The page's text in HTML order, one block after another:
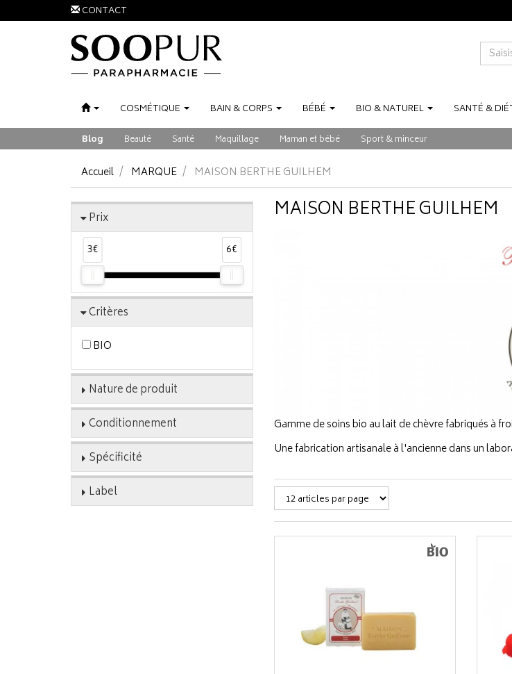
CONTACT
COSMÉTIQUE BAIN &CORPS BÉBÉ BIO &NATUREL SANTÉ &
Blog Beauté Santé Maquillage Maman et bébé Sport & minceur
Accueil MARQUE MAISON BERTHE GUILHEM
Prix
3€ 6€
Critères
BIO
Nature de produit
Conditionnement
Spécificité
Label
MAISON BERTHE GUILHEM
Gamme de soins bio au lait de chèvre fabriqués à
Une fabrication artisanale à l'ancienne dans un